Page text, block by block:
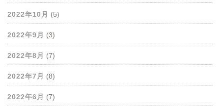
2022年10月 (5)
2022年9月 (3)
2022年8月 (7)
2022年7月 (8)
2022年6月 (7)